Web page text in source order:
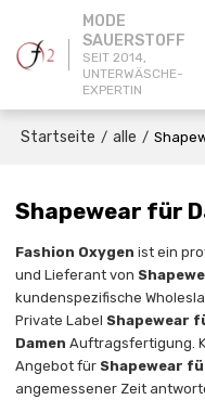
MODE
SAUERSTOFF
SEIT 2014,
UNTERWÄSCHE-
EXPERTIN
Startseite / alle /
Shapewear für
Fashion Oxygen ist ein
und Lieferant von
kundenspezifische
Private LabelShapewear
Damen Auftragsfertigung.
Angebot fürShapewear
angemessener Zeit